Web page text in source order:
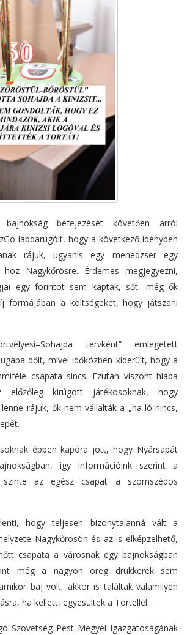
bajnokság befejezését követően arról
labdarúgóit, hogy a következő idényben
rájuk, ugyanis egy menedzser egy
Nagykőrösre. Érdemes megjegyezni,
egy forintot sem kaptak, sőt, még ők
formájában a költségeket, hogy játszani
tervként” emlegetett
dőlt, mivel időközben kiderült, hogy a
csapata sincs. Ezután viszont hiába
előzőleg kirúgott játékosoknak, hogy
rájuk, ők nem vállalták a „ha ló nincs,
éppen kapóra jött, hogy Nyársapát
így információink szerint a
szinte az egész csapat a szomszédos
hogy teljesen bizonytalanná vált a
Nagykőrösön és az is elképzelhető,
csapata a városnak egy bajnokságban
méga nagyon öreg drukkerek sem
baj volt, akkor is találtak valamilyen
ha kellett, egyesültek a Törtellel.
Szövetség Pest Megyei Igazgatóságának